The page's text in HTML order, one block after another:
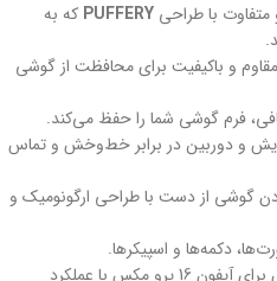
با طراحی PUFFERY که به
و باکیفیت برای محافظت از گوشی
فرم گوشی شما را حفظ می‌کند.
و دوربین در برابر خط‌وخش و تماس
گوشی از دست با طراحی ارگونومیک و
دکمه‌ها و اسپیکرها.
طراحی‌شده به‌طور خاص برای آیفون 16 پرو مکس با عملکرد